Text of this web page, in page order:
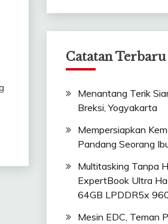
Catatan Terbaru
Menantang Terik
Breksi, Yogyakarta
Mempersiapkan
Pandang Seorang
Multitasking Tanpa
ExpertBook Ultra
64GB LPDDR5x
Mesin EDC, Teman